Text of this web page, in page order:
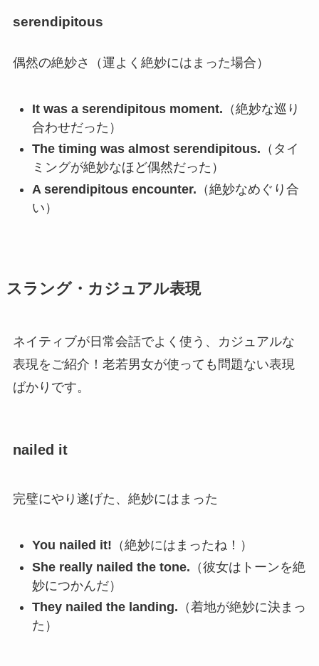
serendipitous
偶然の絶妙さ（運よく絶妙にはまった場合）
It was a serendipitous moment. （絶妙な巡り
合わせだった）
The timing was almost serendipitous. （タイ
ミングが絶妙なほど偶然だった）
A serendipitous encounter. （絶妙なめぐり合
い）
スラング・カジュアル表現
ネイティブが日常会話でよく使う、カジュアルな
表現をご紹介！老若男女が使っても問題ない表現
ばかりです。
nailed it
完璧にやり遂げた、絶妙にはまった
You nailed it! （絶妙にはまったね！）
She really nailed the tone. （彼女はトーンを絶
妙につかんだ）
They nailed the landing. （着地が絶妙に決まっ
た）